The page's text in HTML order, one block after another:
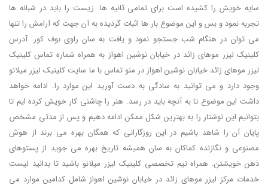
سایه خویش را کشیده است برای تمامی ثانیه ها. زیست را باید در شبانه ها
تجربه نمود و بس و این موضوع بار ها اثبات گردیده به آن جهت که آرامش را تنها
می توان در هنگام شب جستجو نمود و یافت به سان راوی بوف کور. آدرس
کلینیک لیزر موهای زائد در خیابان نوشین اهواز به همراه شماره تماس کلینیک
لیزر موهای زائد خیابان نوشین اهواز در منو تماس با ما سایت کلینیک لیزر میلانو
وجود دارد و می توانید به سادگی به دست آورید این موارد را. ادامه خواهد
داشت این موضوع تا به آنچه باید در رسد. هنر را چاشنی کار خویش کرده ایم تا
بتوانیم این نوشتار را به بهترین شکل ممکن ادامه دهیم و پس از مدتی مشخص
پایان آن را شاهد باشیم در این روزگارانی که همگان بهره می برند از هوش
مصنوعی و نگازنده کماکان به سان همیشه تاریخ بهره می جوید از پستوهای
ذهن خویشتن. همراه تیم تخصصی کلینیک لیزر میلانو باشید تا بدانید لیست
خدمات مرکز لیزر موهای زائد در خیابان نوشین اهواز شامل کدامین موارد می